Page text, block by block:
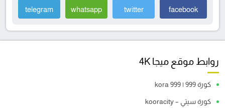
facebook
twitter
whatsapp
telegram
روابط موقع ميجا 4K
كورة 999 | kora 999
كورة سيتي – kooracity